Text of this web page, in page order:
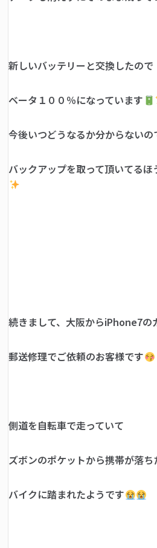
新しいバッテリーと交換したので
ベータ１００％になっています
今後いつどうなるか分からない
バックアップを取って頂いてる
続きまして、大阪からiPhone7の
郵送修理でご依頼のお客様です
側道を自転車で走っていて
ズボンのポケットから携帯が落ち
バイクに踏まれたようです